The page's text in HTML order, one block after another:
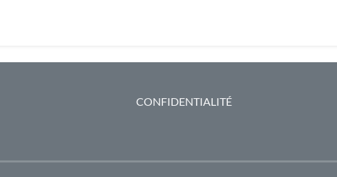
CONFIDENTIALITÉ